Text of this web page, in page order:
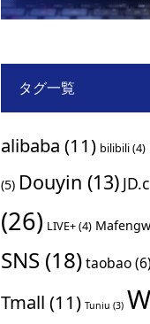
タグ一覧
alibaba (11) bilibili(4)
(5) Douyin (13)
(26) LIVE+(4)
SNS (18)taobao(6)
Tmall (11) Tuniu (3)